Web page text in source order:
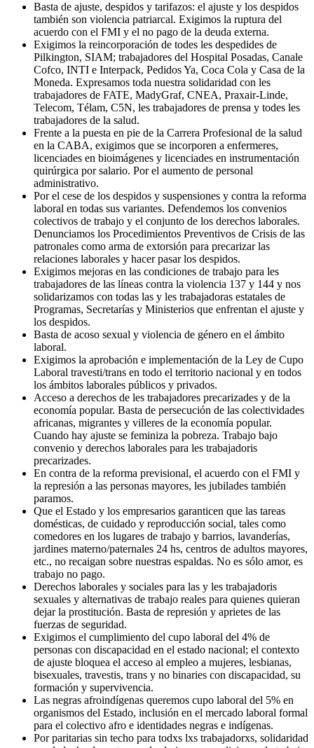
Basta de ajuste, despidos y tarifazos: el ajuste y los despidos
también son violencia patriarcal. Exigimos la ruptura del
acuerdo con el FMI y el no pago de la deuda externa.
Exigimos la reincorporación de todes les despedides de
Pilkington, SIAM; trabajadores del Hospital Posadas, Canale
Cofco, INTI e Interpack, Pedidos Ya, Coca Cola y Casa de la
Moneda. Expresamos toda nuestra solidaridad con les
trabajadores de FATE, MadyGraf, CNEA, Praxair-Linde,
Telecom, Télam, C5N, les trabajadores de prensa y todes les
trabajadores de la salud.
Frente a la puesta en pie de la Carrera Profesional de la salud
en la CABA, exigimos que se incorporen a enfermeres,
licenciades en bioimágenes y licenciades en instrumentación
quirúrgica por salario. Por el aumento de personal
administrativo.
Por el cese de los despidos y suspensiones y contra la reforma
laboral en todas sus variantes. Defendemos los convenios
colectivos de trabajo y el conjunto de los derechos laborales.
Denunciamos los Procedimientos Preventivos de Crisis de las
patronales como arma de extorsión para precarizar las
relaciones laborales y hacer pasar los despidos.
Exigimos mejoras en las condiciones de trabajo para les
trabajadores de las líneas contra la violencia 137 y 144 y nos
solidarizamos con todas las y les trabajadoras estatales de
Programas, Secretarías y Ministerios que enfrentan el ajuste y
los despidos.
Basta de acoso sexual y violencia de género en el ámbito
laboral.
Exigimos la aprobación e implementación de la Ley de Cupo
Laboral travesti/trans en todo el territorio nacional y en todos
los ámbitos laborales públicos y privados.
Acceso a derechos de les trabajadores precarizades y de la
economía popular. Basta de persecución de las colectividades
africanas, migrantes y villeres de la economía popular.
Cuando hay ajuste se feminiza la pobreza. Trabajo bajo
convenio y derechos laborales para les trabajadoris
precarizades.
En contra de la reforma previsional, el acuerdo con el FMI y
la represión a las personas mayores, les jubilades también
paramos.
Que el Estado y los empresarios garanticen que las tareas
domésticas, de cuidado y reproducción social, tales como
comedores en los lugares de trabajo y barrios, lavanderías,
jardines materno/paternales 24 hs, centros de adultos mayores,
etc., no recaigan sobre nuestras espaldas. No es sólo amor, es
trabajo no pago.
Derechos laborales y sociales para las y les trabajadoris
sexuales y alternativas de trabajo reales para quienes quieran
dejar la prostitución. Basta de represión y aprietes de las
fuerzas de seguridad.
Exigimos el cumplimiento del cupo laboral del 4% de
personas con discapacidad en el estado nacional; el contexto
de ajuste bloquea el acceso al empleo a mujeres, lesbianas,
bisexuales, travestis, trans y no binaries con discapacidad, su
formación y supervivencia.
Las negras afroindígenas queremos cupo laboral del 5% en
organismos del Estado, inclusión en el mercado laboral formal
para el colectivo afro e identidades negras e indígenas.
Por paritarias sin techo para todxs lxs trabajadorxs, solidaridad